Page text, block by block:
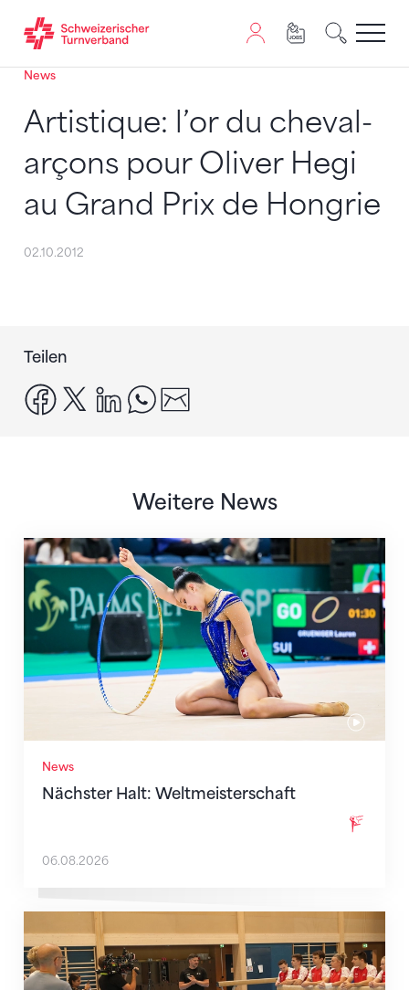
Zum Inhalt springen
Zur Sitemap navigieren
Zum Navigieren dieser Seite wird JavaScript benötigt.
News
Artistique: l’or du cheval-
arçons pour Oliver Hegi
au Grand Prix de Hongrie
02.10.2012
Teilen
facebook
x linkedinwhatsapp
Weitere News
News
Nächster Halt: Weltmeisterschaft
Nächster Halt: Weltmeisterschaft
06.08.2026
Mit klaren Zielen nach Zagreb